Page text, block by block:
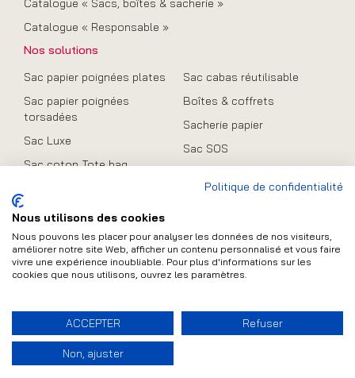
Catalogue « Sacs, boîtes & sacherie »
Catalogue « Responsable »
Nos solutions
Sac papier poignées plates
Sac papier poignées
torsadées
Sac Luxe
Sac coton Tote bag
Sac pliable
Sac cabas réutilisable
Boîtes & coffrets
Sacherie papier
Sac SOS
Contact
Conditions Générales de Vente
Politique de protection des données personnelles
Politique de confidentialité
Nous utilisons des cookies
Nous pouvons les placer pour analyser les données de nos visiteurs,
améliorer notre site Web, afficher un contenu personnalisé et vous faire
vivre une expérience inoubliable. Pour plus d'informations sur les
cookies que nous utilisons, ouvrez les paramètres.
ACCEPTER Refuser
Non, ajuster